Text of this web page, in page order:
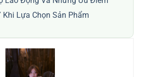
Khi Lựa Chọn Sản Phẩm